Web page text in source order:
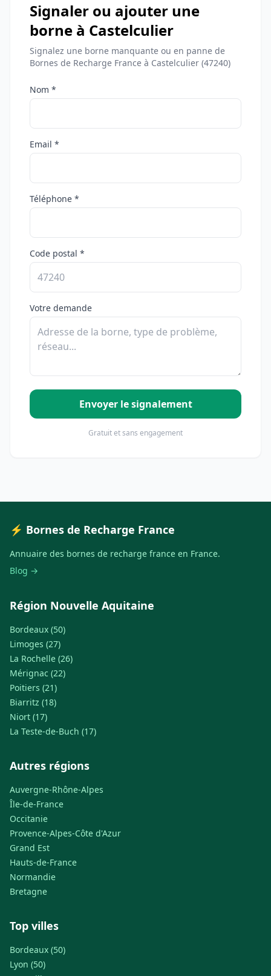
Signaler ou ajouter une
borne à Castelculier
Signalez une borne manquante ou en panne de
Bornes de Recharge France à Castelculier (47240)
Nom *
Email *
Téléphone *
Code postal *
Votre demande
Envoyer le signalement
Gratuit et sans engagement
⚡ Bornes de Recharge France
Annuaire des bornes de recharge france en France.
Blog →
Région Nouvelle Aquitaine
Bordeaux (50)
Limoges (27)
La Rochelle (26)
Mérignac (22)
Poitiers (21)
Biarritz (18)
Niort (17)
La Teste-de-Buch (17)
Autres régions
Auvergne-Rhône-Alpes
Île-de-France
Occitanie
Provence-Alpes-Côte d'Azur
Grand Est
Hauts-de-France
Normandie
Bretagne
Top villes
Bordeaux (50)
Lyon (50)